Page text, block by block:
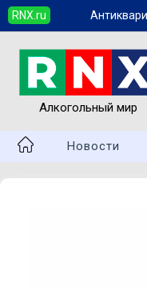
RNX.ru
Алкогольный мир
Новости